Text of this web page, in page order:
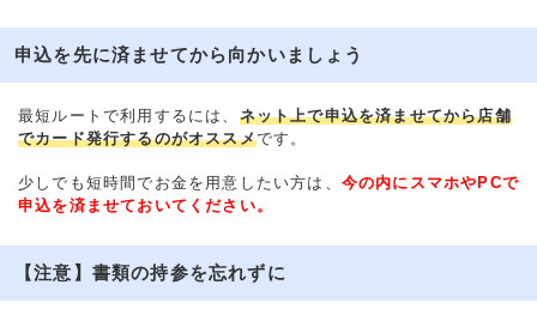
申込を先に済ませてから向かいましょう
最短ルートで利用するには、 ネット上で申込を済ませてから店舗
でカード発行するのがオススメです。
少しでも短時間でお金を用意したい方は、 今の内にスマホやPCで
申込を済ませておいてください。
【注意】書類の持参を忘れずに